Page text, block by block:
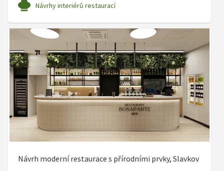
Návrhy interiérů restaurací
Návrh moderní restaurace s přírodními prvky, Slavkov